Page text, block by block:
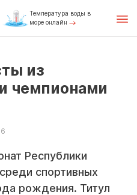
Температура воды в
море онлайн
из
чемпионами
Республики
спортивных
рождения. Титул